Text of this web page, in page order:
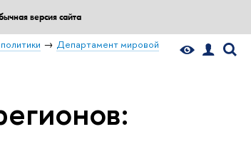
версия сайта
Департамент мировой